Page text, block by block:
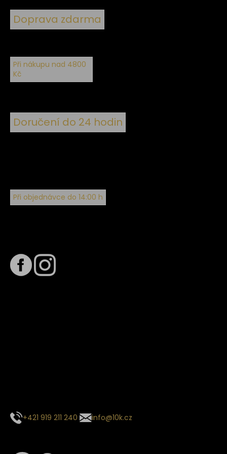
Doprava zdarma
Při nákupu nad 4800
Kč
Doručení do 24 hodin
Při objednávce do 14:00 h
+421 919 211 240 info@10k.cz